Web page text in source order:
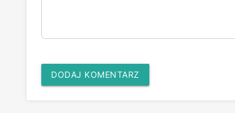
DODAJ KOMENTARZ